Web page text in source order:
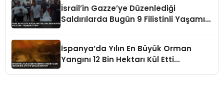
İsrail’in Gazze’ye Düzenlediği
Saldırılarda Bugün 9 Filistinli Yaşamını
İspanya’da Yılın En Büyük Orman
Yangını 12 Bin Hektarı Kül Etti